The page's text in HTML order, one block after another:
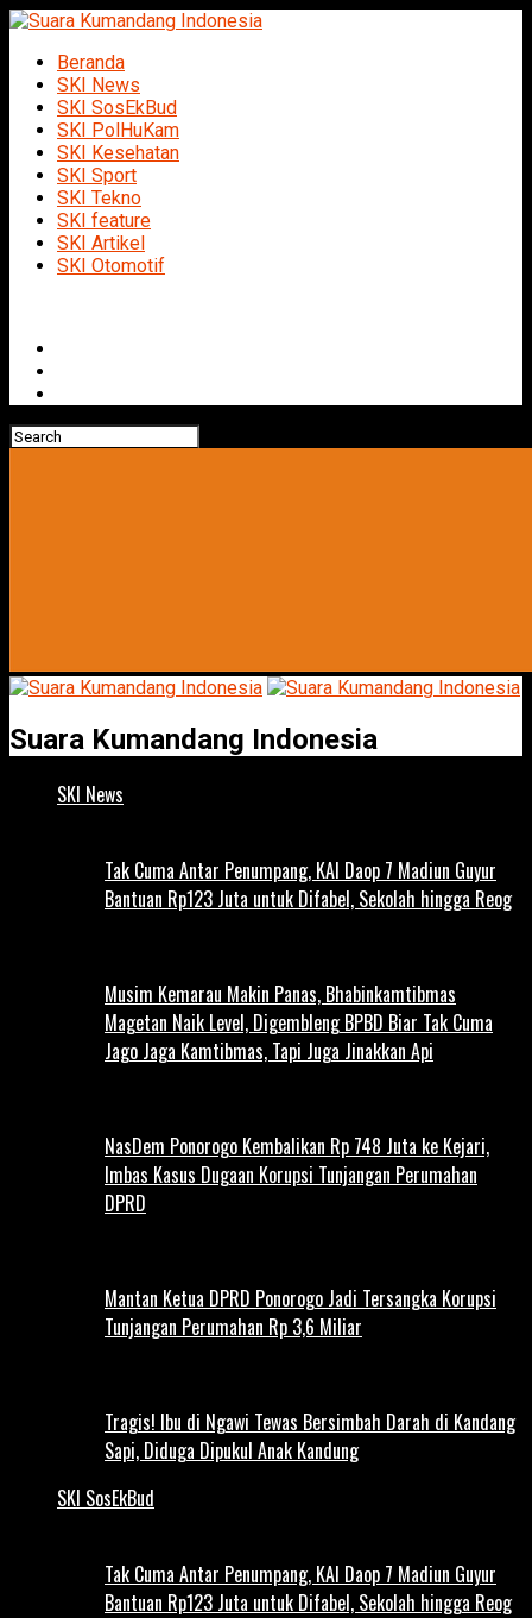
Beranda
SKI News
SKI SosEkBud
SKI PolHuKam
SKI Kesehatan
SKI Sport
SKI Tekno
SKI feature
SKI Artikel
SKI Otomotif
Suara Kumandang Indonesia
SKI News
Tak Cuma Antar Penumpang, KAI Daop 7 Madiun Guyur
Bantuan Rp123 Juta untuk Difabel, Sekolah hingga Reog
Musim Kemarau Makin Panas, Bhabinkamtibmas
Magetan Naik Level, Digembleng BPBD Biar Tak Cuma
Jago Jaga Kamtibmas, Tapi Juga Jinakkan Api
NasDem Ponorogo Kembalikan Rp 748 Juta ke Kejari,
Imbas Kasus Dugaan Korupsi Tunjangan Perumahan
DPRD
Mantan Ketua DPRD Ponorogo Jadi Tersangka Korupsi
Tunjangan Perumahan Rp 3,6 Miliar
Tragis! Ibu di Ngawi Tewas Bersimbah Darah di Kandang
Sapi, Diduga Dipukul Anak Kandung
SKI SosEkBud
Tak Cuma Antar Penumpang, KAI Daop 7 Madiun Guyur
Bantuan Rp123 Juta untuk Difabel, Sekolah hingga Reog